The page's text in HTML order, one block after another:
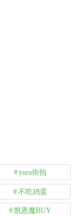
yuru街拍
不吃鸡蛋
凯恩魔BUY